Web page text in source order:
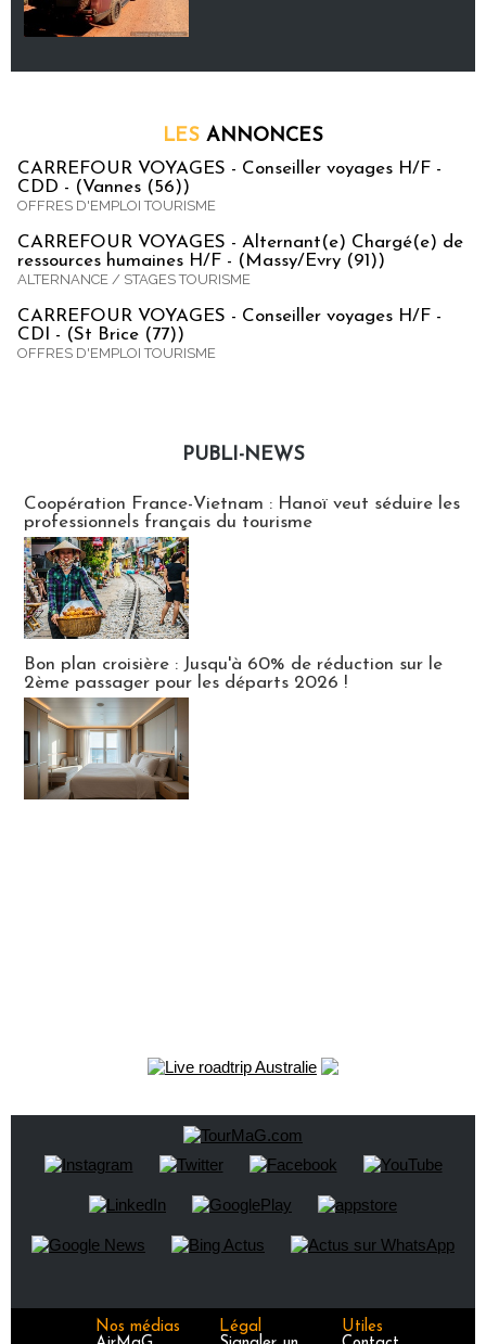
LES ANNONCES
CARREFOUR VOYAGES - Conseiller voyages H/F -
CDD - (Vannes (56))
OFFRES D'EMPLOI TOURISME
CARREFOUR VOYAGES - Alternant(e) Chargé(e) de
ressources humaines H/F - (Massy/Evry (91))
ALTERNANCE / STAGES TOURISME
CARREFOUR VOYAGES - Conseiller voyages H/F -
CDI - (St Brice (77))
OFFRES D'EMPLOI TOURISME
PUBLI-NEWS
Coopération France-Vietnam : Hanoï veut séduire les
professionnels français du tourisme
Bon plan croisière : Jusqu'à 60% de réduction sur le
2ème passager pour les départs 2026 !
Nos médias
Légal
Utiles